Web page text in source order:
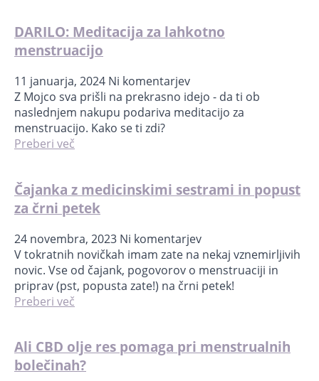
DARILO: Meditacija za lahkotno
menstruacijo
11 januarja, 2024 Ni komentarjev
Z Mojco sva prišli na prekrasno idejo - da ti ob
naslednjem nakupu podariva meditacijo za
menstruacijo. Kako se ti zdi?
Preberi več
Čajanka z medicinskimi sestrami in popust
za črni petek
24 novembra, 2023 Ni komentarjev
V tokratnih novičkah imam zate na nekaj vznemirljivih
novic. Vse od čajank, pogovorov o menstruaciji in
priprav (pst, popusta zate!) na črni petek!
Preberi več
Ali CBD olje res pomaga pri menstrualnih
bolečinah?